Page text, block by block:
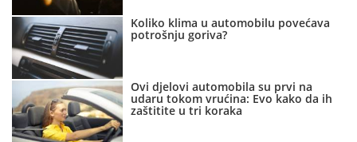
Koliko klima u automobilu povećava
potrošnju goriva?
Ovi djelovi automobila su prvi na
udaru tokom vrućina: Evo kako da ih
zaštitite u tri koraka